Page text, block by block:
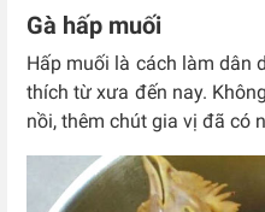
Gà hấp muối
Hấp muối là cách làm dân
thích từ xưa đến nay.
nồi, thêm chút gia vị đã có